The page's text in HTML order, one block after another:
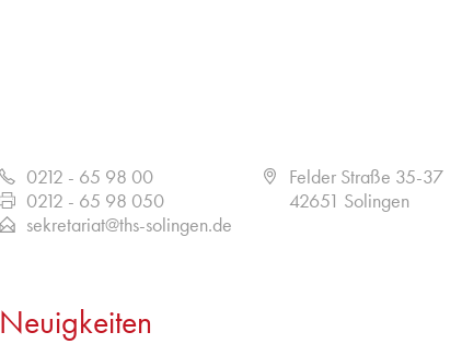
0212 - 65 98 00
0212 - 65 98 050
sekretariat@ths-solingen.de
Felder Straße 35-37
42651 Solingen
Neuigkeiten